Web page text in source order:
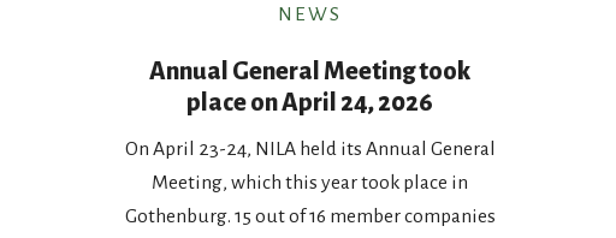
NEWS
Annual General Meeting took
place on April 24, 2026
On April 23-24, NILA held its Annual General
Meeting, which this year took place in
Gothenburg. 15 out of 16 member companies